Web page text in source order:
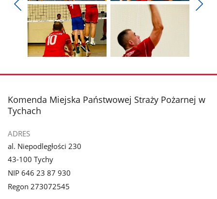
Pokaż
poprzednie
Pokaż
zdjęcie
1
galerii.
Pokaż
galerii.
zdjęcie
galerii.
zdjęcie
galerii.
stopka
Komenda Miejska Państwowej Straży Pożarnej w
Tychach
ADRES
al. Niepodległości 230
43-100 Tychy
NIP 646 23 87 930
Regon 273072545